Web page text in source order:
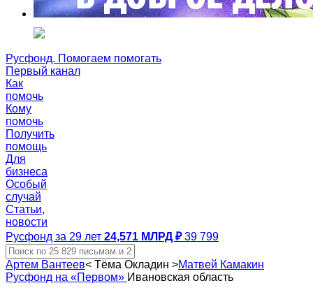
Русфонд. Помогаем помогать
Первый канал
Как
помочь
Кому
помочь
Получить
помощь
Для
бизнеса
Особый
случай
Статьи,
новости
Русфонд за 29 лет 24,571 МЛРД ₽ 39 799
Артем Вантеев< Тёма Окладин >Матвей Камакин
Русфонд на «Первом» Ивановская область